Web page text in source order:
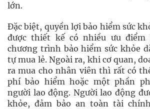
lớn.
Đặc biệt, quyền lợi bảo hiểm sức
được thiết kế có nhiều ưu
chương trình bảo hiểm sức khỏe
tự mua lẻ. Ngoài ra, khi cơ quan,
ra mua cho nhân viên thì rất có
phí bảo hiểm hoặc một phần
người lao động. Người lao động
khỏe, đảm bảo an toàn tài